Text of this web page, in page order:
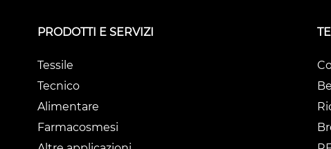
PRODOTTI E SERVIZI
Tessile
Tecnico
Alimentare
Farmacosmesi